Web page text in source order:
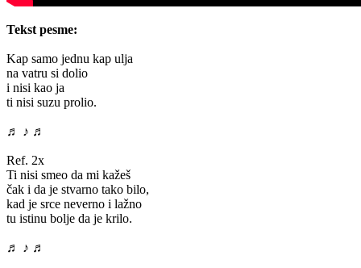
Tekst pesme:
Kap samo jednu kap ulja
na vatru si dolio
i nisi kao ja
ti nisi suzu prolio.
♬ ♪ ♬
Ref. 2x
Ti nisi smeo da mi kažeš
čak i da je stvarno tako bilo,
kad je srce neverno i lažno
tu istinu bolje da je krilo.
♬ ♪ ♬